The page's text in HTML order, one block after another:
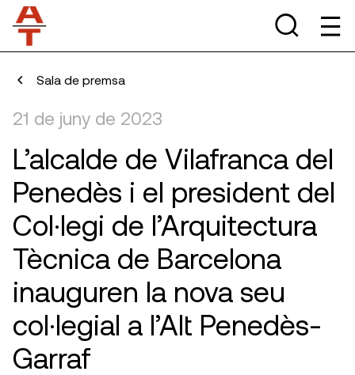
Sala de premsa
21 de juny de 2023
L’alcalde de Vilafranca del
Penedès i el president del
Col·legi de l’Arquitectura
Tècnica de Barcelona
inauguren la nova seu
col·legial a l’Alt Penedès-
Garraf